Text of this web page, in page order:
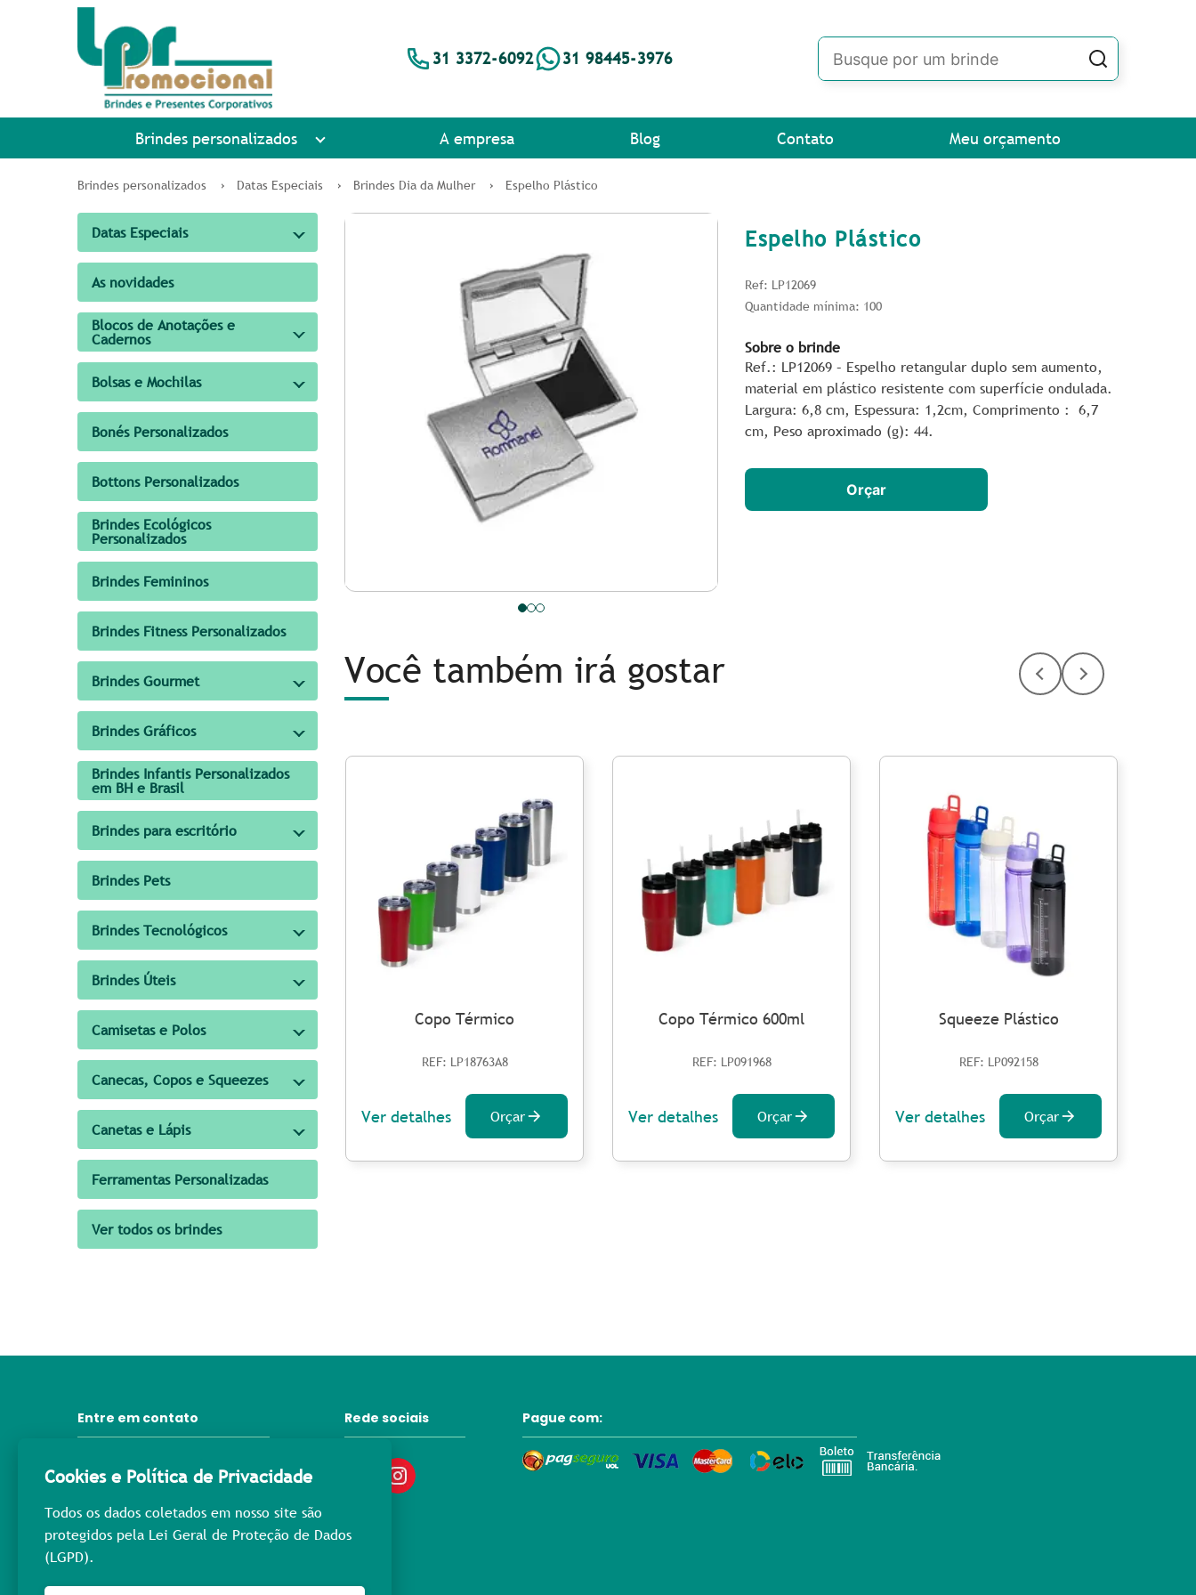
31 3372-6092 31 98445-3976
Brindes personalizados A empresa Blog Contato Meu orçamento
Brindes personalizados Datas Especiais Brindes Dia da Mulher Espelho Plástico
Datas Especiais
As novidades
Blocos de Anotações e
Cadernos
Bolsas e Mochilas
Bonés Personalizados
Bottons Personalizados
Brindes Ecológicos
Personalizados
Brindes Femininos
Brindes Fitness Personalizados
Brindes Gourmet
Brindes Gráficos
Brindes Infantis Personalizados
em BH e Brasil
Brindes para escritório
Brindes Pets
Brindes Tecnológicos
Brindes Úteis
Camisetas e Polos
Canecas, Copos e Squeezes
Canetas e Lápis
Ferramentas Personalizadas
Ver todos os brindes
Espelho Plástico
Ref: LP12069
Quantidade mínima: 100
Sobre o brinde
Ref.: LP12069 – Espelho retangular duplo sem aumento,
material em plástico resistente com superfície ondulada.
Largura: 6,8 cm, Espessura: 1,2cm, Comprimento : 6,7
cm, Peso aproximado (g): 44.
Orçar
Você também irá gostar
Copo Térmico
REF: LP18763A8
Ver detalhes Orçar
Copo Térmico 600ml
REF: LP091968
Ver detalhes Orçar
Squeeze Plástico
REF: LP092158
Ver detalhes Orçar
Entre em contato
31 3372-6092
31 98445-3976
Rede sociais Pague com:
Cookies e Política de Privacidade
Todos os dados coletados em nosso site são
protegidos pela Lei Geral de Proteção de Dados
(LGPD).